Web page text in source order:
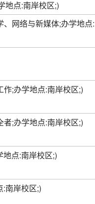
地点:南岸校区;)
网络与新媒体;办学地点:
;办学地点:南岸校区;)
;办学地点:南岸校区;)
点:南岸校区;)
:南岸校区;)